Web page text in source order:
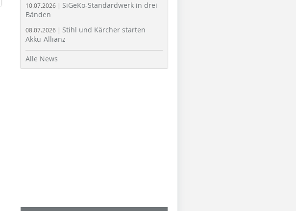
10.07.2026 | SiGeKo-Standardwerk in drei
Bänden
08.07.2026 | Stihl und Kärcher starten
Akku-Allianz
Alle News